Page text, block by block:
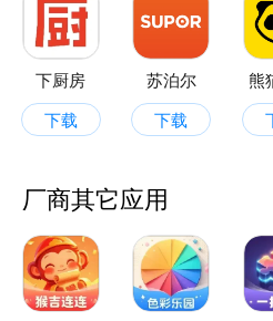
下厨房
下载
苏泊尔
下载
熊
厂商其它应用